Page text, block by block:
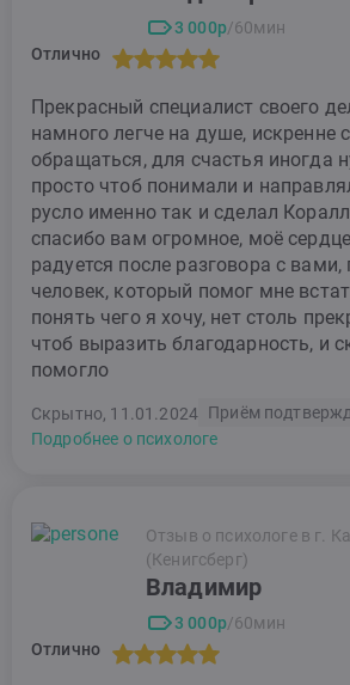
3 000р/60мин
Отлично
Прекрасный специалист своего
намного легче на душе, искренне
обращаться, для счастья иногда
просто чтоб понимали и
русло именно так и сделал
спасибо вам огромное, моё
радуется после разговора с
человек, который помог мне
понять чего я хочу, нет столь
чтоб выразить благодарность, и
помогло
Скрытно, 11.01.2024 Приём
Подробнее о психологе
Отзыв о психологе в г.
(Кенигсберг)
Владимир
3 000р/60мин
Отлично